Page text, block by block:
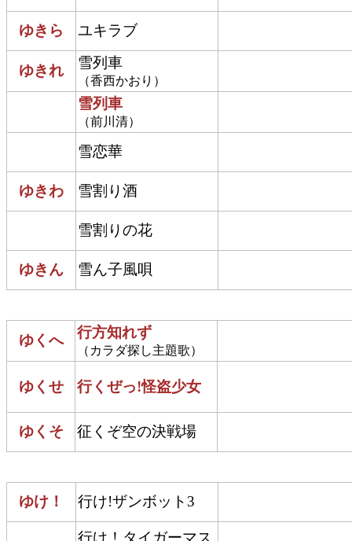
ゆきら ユキラブ
ゆきれ 雪列車
（香西かおり）
雪列車
（前川清）
雪恋華
ゆきわ 雪割り酒
雪割りの花
ゆきん 雪ん子風唄
ゆくへ 行方知れず
（カラダ探し主題歌）
ゆくせ 行くぜっ!怪盗少女
ゆくそ 征くぞ空の決戦場
ゆけ！ 行け!ザンボット3
行け！タイガーマス